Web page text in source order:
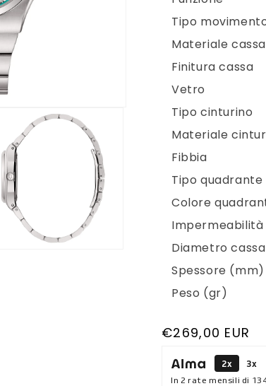
r
a
a
Tipo
Materiale cassa
Finitura cassa
Vetro
Tipo cinturino
Materiale
Fibbia
Tipo quadrante
Colore
Impermeabilità
Diametro
Spessore (mm)
Peso (gr)
Prezzo
listino
€269,00 EUR
2x 3x
In 2 rate mensili di